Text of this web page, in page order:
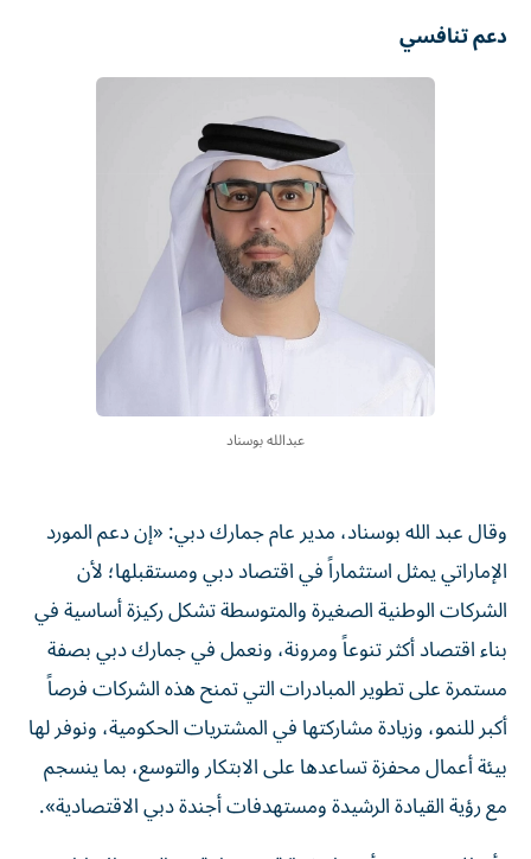
دعم تنافسي
عبدالله بوسناد
وقال عبد الله بوسناد، مدير عام جمارك دبي: «إن دعم المورد
الإماراتي يمثل استثماراً في اقتصاد دبي ومستقبلها؛ لأن
الشركات الوطنية الصغيرة والمتوسطة تشكل ركيزة أساسية في
بناء اقتصاد أكثر تنوعاً ومرونة، ونعمل في جمارك دبي بصفة
مستمرة على تطوير المبادرات التي تمنح هذه الشركات فرصاً
أكبر للنمو، وزيادة مشاركتها في المشتريات الحكومية، ونوفر لها
بيئة أعمال محفزة تساعدها على الابتكار والتوسع، بما ينسجم
مع رؤية القيادة الرشيدة ومستهدفات أجندة دبي الاقتصادية».